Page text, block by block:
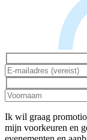
Ik wil graag
mijn voorkeuren en